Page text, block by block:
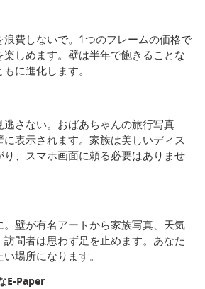
費しないで。1つのフレームの価格で
しめます。壁は半年で飽きることな
に進化します。
さない。おばあちゃんの旅行写真
に表示されます。家族は美しいディス
、スマホ画面に頼る必要はありませ
壁が有名アートから家族写真、天気
問者は思わず足を止めます。あなた
場所になります。
E-Paper